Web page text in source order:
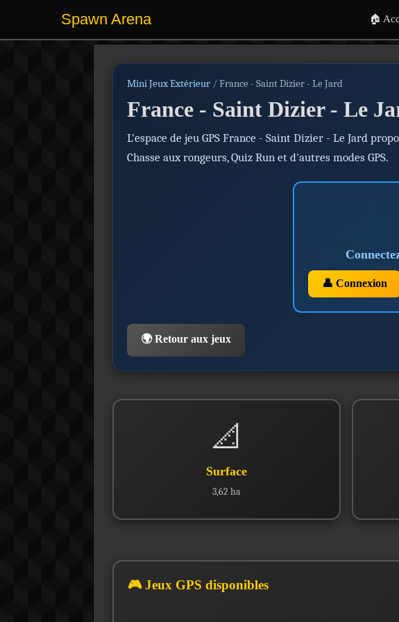
Spawn Arena 🏠
Mini Jeux Extérieur /France - Saint Dizier - Le Jard
France - Saint Dizier - Le
L'espace de jeu GPS France - Saint Dizier - Le Jard
Chasse aux rongeurs, Quiz Run et d'autres modes GPS.
👤 Connexion
🌍 Retour aux jeux
📐
Surface
3,62 ha
🎮 Jeux GPS disponibles